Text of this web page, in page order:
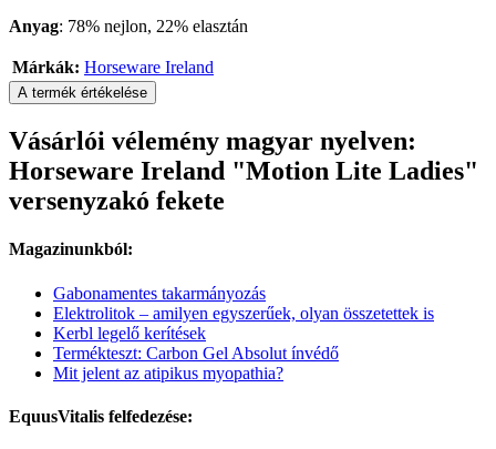
Anyag: 78% nejlon, 22% elasztán
Márkák: Horseware Ireland
A termék értékelése
Vásárlói vélemény magyar nyelven:
Horseware Ireland "Motion Lite Ladies"
versenyzakó fekete
Magazinunkból:
Gabonamentes takarmányozás
Elektrolitok – amilyen egyszerűek, olyan összetettek is
Kerbl legelő kerítések
Termékteszt: Carbon Gel Absolut ínvédő
Mit jelent az atipikus myopathia?
EquusVitalis felfedezése: